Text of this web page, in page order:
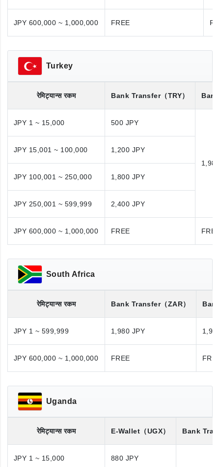
JPY 600,000 ~ 1,000,000 FREE
Turkey
रेमिट्यान्स रकम Bank Transfer（TRY）
JPY 1 ~ 15,000 500 JPY
JPY 15,001 ~ 100,000 1,200 JPY
JPY 100,001 ~ 250,000 1,800 JPY
JPY 250,001 ~ 599,999 2,400 JPY
JPY 600,000 ~ 1,000,000 FREE FREE
South Africa
रेमिट्यान्स रकम Bank Transfer（ZAR）
JPY 1 ~ 599,999 1,980 JPY
JPY 600,000 ~ 1,000,000 FREE
Uganda
रेमिट्यान्स रकम E-Wallet （UGX） Bank
JPY 1 ~ 15,000
880 JPY